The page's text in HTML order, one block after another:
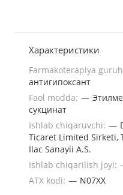
Характеристики
Farmakoterapiya
антигипоксант
Faol modda: —
сукцинат
Ishlab chiqaruvchi: —
Ticaret Limited Sirketi,
Ilac Sanayii A.S.
Ishlab chiqarilish joyi:
ATX kodi: — N07XX